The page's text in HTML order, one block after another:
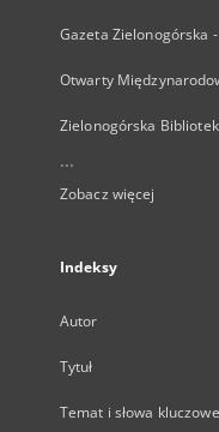
Gazeta Zielonogórska
Otwarty
Zielonogórska
...
Zobacz więcej
Indeksy
Autor
Tytuł
Temat i słowa kluczowe